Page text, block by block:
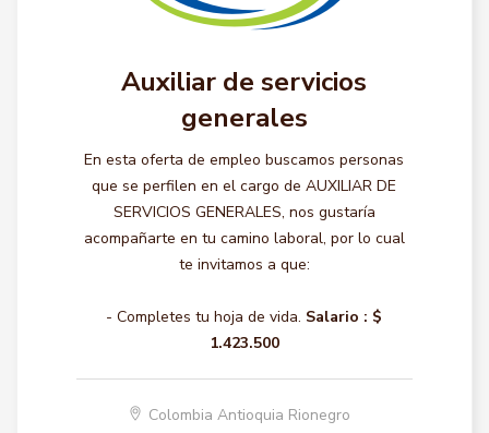
Auxiliar de servicios
generales
En esta oferta de empleo buscamos personas
que se perfilen en el cargo de AUXILIAR DE
SERVICIOS GENERALES, nos gustaría
acompañarte en tu camino laboral, por lo cual
te invitamos a que:
- Completes tu hoja de vida. Salario : $
1.423.500
Colombia Antioquia Rionegro